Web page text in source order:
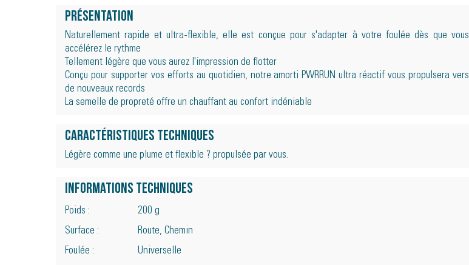
Présentation
Naturellement rapide et ultra-flexible, elle est conçue pour s'adapter à votre foulée dès que vous
accélérez le rythme
Tellement légère que vous aurez l'impression de flotter
Conçu pour supporter vos efforts au quotidien, notre amorti PWRRUN ultra réactif vous propulsera vers
de nouveaux records
La semelle de propreté offre un chauffant au confort indéniable
Caractéristiques techniques
Légère comme une plume et flexible ? propulsée par vous.
Informations techniques
Poids :
200 g
Surface :
Route, Chemin
Foulée :
Universelle